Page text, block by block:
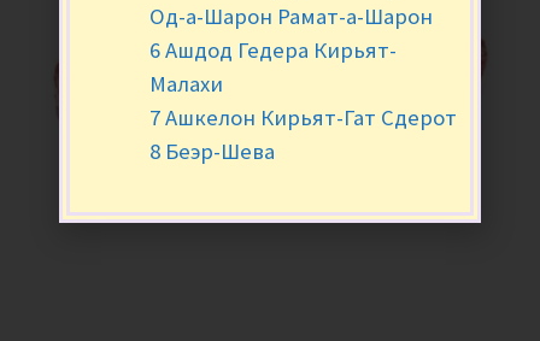
Од-а-Шарон Рамат-а-Шарон
6 Ашдод Гедера Кирьят-
Малахи
7 Ашкелон Кирьят-Гат Сдерот
8 Беэр-Шева